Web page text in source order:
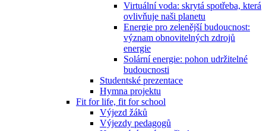
Virtuální voda: skrytá spotřeba, která
ovlivňuje naši planetu
Energie pro zelenější budoucnost:
význam obnovitelných zdrojů
energie
Solární energie: pohon udržitelné
budoucnosti
Studentské prezentace
Hymna projektu
Fit for life, fit for school
Výjezd žáků
Výjezdy pedagogů